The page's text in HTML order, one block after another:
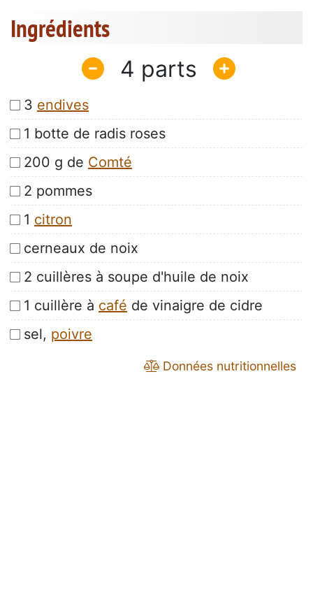
Ingrédients
4
3 endives
1 botte de radis roses
200 g de Comté
2 pommes
1 citron
cerneaux de noix
2 cuillères à soupe d'huile de noix
1 cuillère à café de vinaigre de cidre
sel, poivre
Données nutritionnelles